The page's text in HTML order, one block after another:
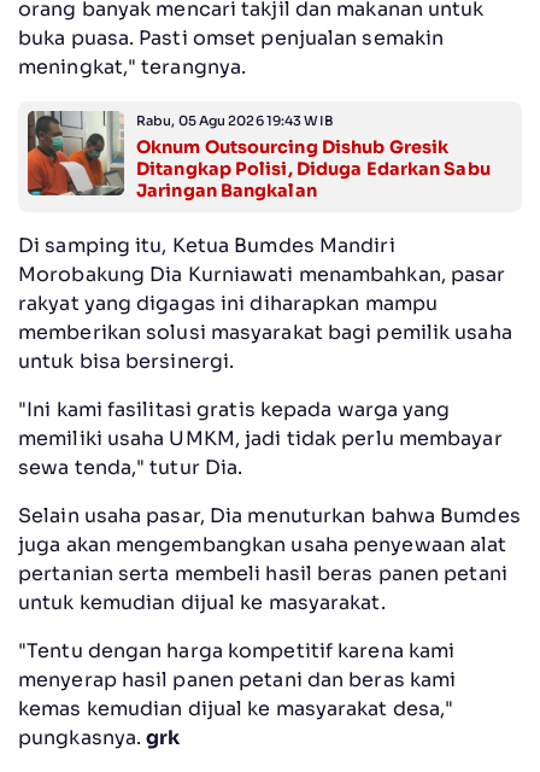
orang banyak mencari takjil dan makanan untuk
buka puasa. Pasti omset penjualan semakin
meningkat," terangnya.
Rabu, 05 Agu 2026 19:43 WIB
Oknum Outsourcing Dishub Gresik
Ditangkap Polisi, Diduga Edarkan Sabu
Jaringan Bangkalan
Di samping itu, Ketua Bumdes Mandiri
Morobakung Dia Kurniawati menambahkan, pasar
rakyat yang digagas ini diharapkan mampu
memberikan solusi masyarakat bagi pemilik usaha
untuk bisa bersinergi.
"Ini kami fasilitasi gratis kepada warga yang
memiliki usaha UMKM, jadi tidak perlu membayar
sewa tenda," tutur Dia.
Selain usaha pasar, Dia menuturkan bahwa Bumdes
juga akan mengembangkan usaha penyewaan alat
pertanian serta membeli hasil beras panen petani
untuk kemudian dijual ke masyarakat.
"Tentu dengan harga kompetitif karena kami
menyerap hasil panen petani dan beras kami
kemas kemudian dijual ke masyarakat desa,"
pungkasnya.grk